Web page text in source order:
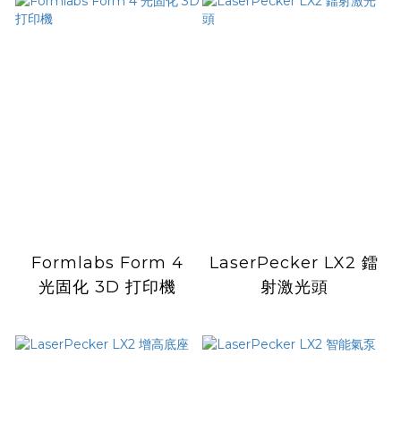
Formlabs Form 4
光固化 3D 打印機
LaserPecker LX2 鐳
射激光頭